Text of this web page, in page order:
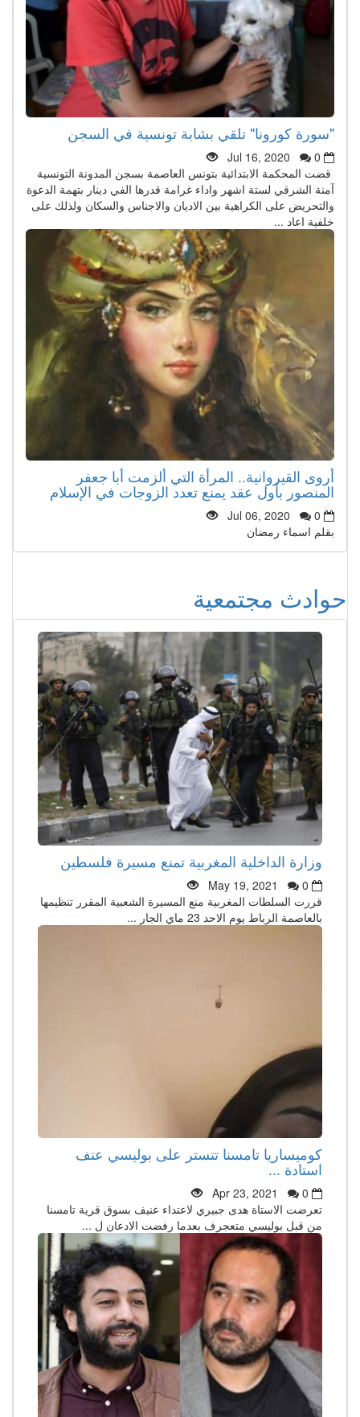
"سورة كورونا" تلقي بشابة تونسية في السجن
Jul 16, 2020
0
قضت المحكمة الابتدائية بتونس العاصمة بسجن المدونة التونسية
آمنة الشرقي لستة اشهر واداء غرامة قدرها الفي دينار بتهمة الدعوة
والتحريض على الكراهية بين الاديان والاجناس والسكان ولذلك على
خلفية اعاد ...
أروى القيروانية.. المرأة التي ألزمت أبا جعفر
المنصور بأول عقد يمنع تعدد الزوجات في الإسلام
Jul 06, 2020
0
بقلم اسماء رمضان
حوادث مجتمعية
وزارة الداخلية المغربية تمنع مسيرة فلسطين
May 19, 2021
0
قررت السلطات المغربية منع المسيرة الشعبية المقرر تنظيمها
بالعاصمة الرباط يوم الاحد 23 ماي الجار ...
كوميساريا تامسنا تتستر على بوليسي عنف
استادة ...
Apr 23, 2021
0
تعرضت الاستاة هدى جبيري لاعتداء عنيف بسوق قرية تامسنا
من قبل بوليسي متعجرف بعدما رفضت الادعان ل ...